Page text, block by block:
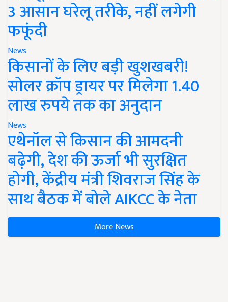
3 आसान घरेलू तरीके, नहीं लगेगी
फफूंदी
News
किसानों के लिए बड़ी खुशखबरी!
सोलर क्रॉप ड्रायर पर मिलेगा 1.40
लाख रुपये तक का अनुदान
News
एथेनॉल से किसान की आमदनी
बढ़ेगी, देश की ऊर्जा भी सुरक्षित
होगी, केंद्रीय मंत्री शिवराज सिंह के
साथ बैठक में बोले AIKCC के नेता
More News